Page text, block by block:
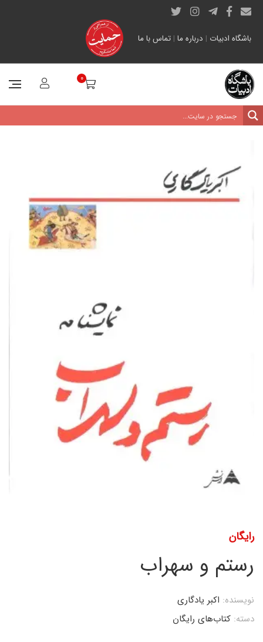
باشگاه ادبیات | درباره ما | تماس با ما
0
رایگان
رستم و سهراب
نویسنده: اکبر یادگاری
دسته: کتاب‌های رایگان